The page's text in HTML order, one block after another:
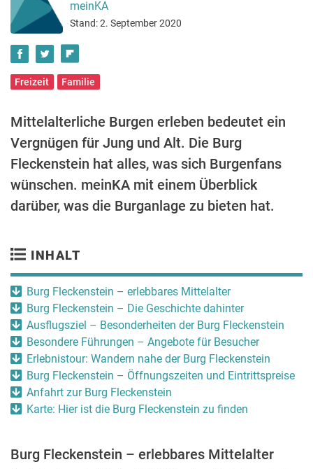
meinKA
Stand: 2. September 2020
Freizeit Familie
Mittelalterliche Burgen erleben bedeutet ein
Vergnügen für Jung und Alt. Die Burg
Fleckenstein hat alles, was sich Burgenfans
wünschen. meinKA mit einem Überblick
darüber, was die Burganlage zu bieten hat.
INHALT
Burg Fleckenstein – erlebbares Mittelalter
Burg Fleckenstein – Die Geschichte dahinter
Ausflugsziel – Besonderheiten der Burg Fleckenstein
Besondere Führungen – Angebote für Besucher
Erlebnistour: Wandern nahe der Burg Fleckenstein
Burg Fleckenstein – Öffnungszeiten und Eintrittspreise
Anfahrt zur Burg Fleckenstein
Karte: Hier ist die Burg Fleckenstein zu finden
Burg Fleckenstein – erlebbares Mittelalter